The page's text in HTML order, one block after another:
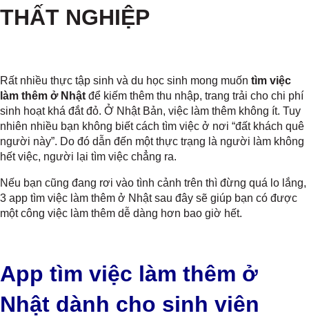
THẤT NGHIỆP
Rất nhiều thực tập sinh và du học sinh mong muốn tìm việc
làm thêm ở Nhật để kiếm thêm thu nhập, trang trải cho chi phí
sinh hoạt khá đắt đỏ. Ở Nhật Bản, việc làm thêm không ít. Tuy
nhiên nhiều bạn không biết cách tìm việc ở nơi “đất khách quê
người này”. Do đó dẫn đến một thực trạng là người làm không
hết việc, người lại tìm việc chẳng ra.
Nếu bạn cũng đang rơi vào tình cảnh trên thì đừng quá lo lắng,
3 app tìm việc làm thêm ở Nhật sau đây sẽ giúp bạn có được
một công việc làm thêm dễ dàng hơn bao giờ hết.
App tìm việc làm thêm ở
Nhật dành cho sinh viên